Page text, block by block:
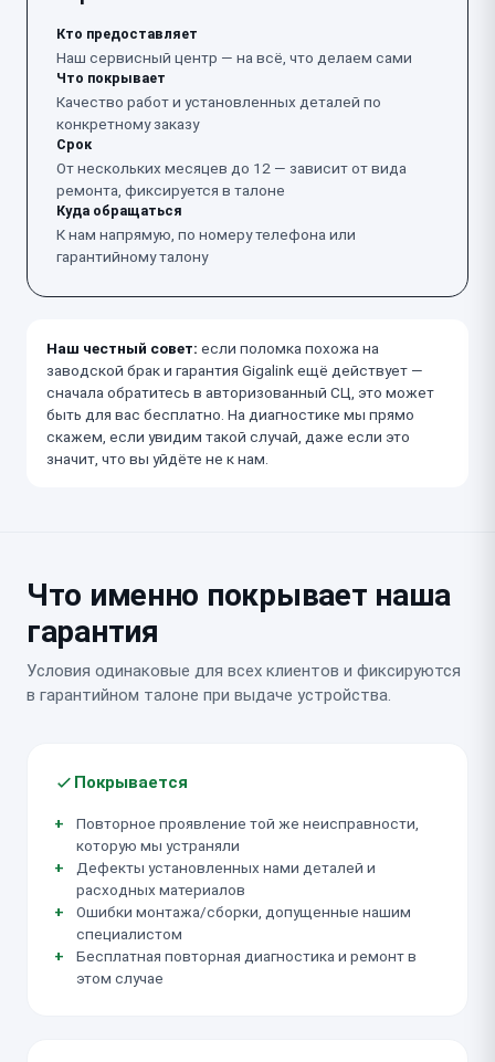
Кто предоставляет
Наш сервисный центр — на всё, что делаем сами
Что покрывает
Качество работ и установленных деталей по
конкретному заказу
Срок
От нескольких месяцев до 12 — зависит от вида
ремонта, фиксируется в талоне
Куда обращаться
К нам напрямую, по номеру телефона или
гарантийному талону
Наш честный совет: если поломка похожа на
заводской брак и гарантия Gigalink ещё действует —
сначала обратитесь в авторизованный СЦ, это может
быть для вас бесплатно. На диагностике мы прямо
скажем, если увидим такой случай, даже если это
значит, что вы уйдёте не к нам.
Что именно покрывает наша
гарантия
Условия одинаковые для всех клиентов и фиксируются
в гарантийном талоне при выдаче устройства.
Покрывается
Повторное проявление той же неисправности,
которую мы устраняли
Дефекты установленных нами деталей и
расходных материалов
Ошибки монтажа/сборки, допущенные нашим
специалистом
Бесплатная повторная диагностика и ремонт в
этом случае